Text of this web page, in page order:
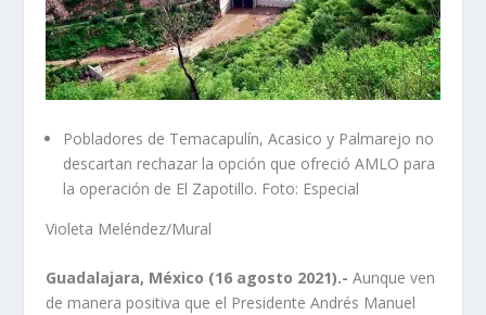
Pobladores de Temacapulín, Acasico y Palmarejo no
descartan rechazar la opción que ofreció AMLO para
la operación de El Zapotillo. Foto: Especial
Violeta Meléndez/Mural
Guadalajara, México (16 agosto 2021).-Aunque ven
de manera positiva que el Presidente Andrés Manuel